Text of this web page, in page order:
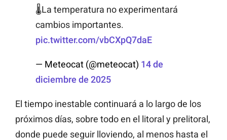
🌡️La temperatura no experimentará
cambios importantes.
pic.twitter.com/vbCXpQ7daE
— Meteocat (@meteocat) 14 de
diciembre de 2025
El tiempo inestable continuará a lo largo de los
próximos días, sobre todo en el litoral y prelitoral,
donde puede seguir lloviendo, al menos hasta el